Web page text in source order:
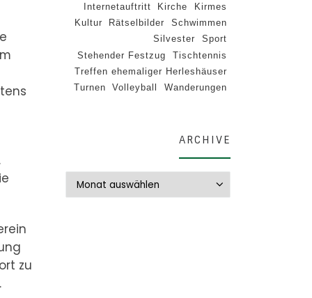
zu
Internetauftritt
Kirche
Kirmes
Kultur
Rätselbilder
Schwimmen
Silvester
Sport
Stehender Festzug
Tischtennis
Treffen ehemaliger Herleshäuser
Turnen
Volleyball Wanderungen
ARCHIVE